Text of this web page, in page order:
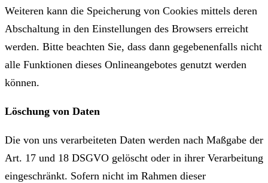
Weiteren kann die Speicherung von Cookies mittels deren
Abschaltung in den Einstellungen des Browsers erreicht
werden. Bitte beachten Sie, dass dann gegebenenfalls nicht
alle Funktionen dieses Onlineangebotes genutzt werden
können.
Löschung von Daten
Die von uns verarbeiteten Daten werden nach Maßgabe der
Art. 17 und 18 DSGVO gelöscht oder in ihrer Verarbeitung
eingeschränkt. Sofern nicht im Rahmen dieser